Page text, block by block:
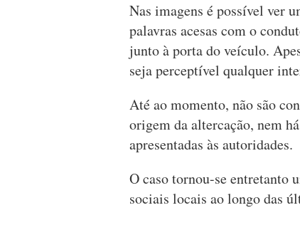
Nas imagens é possível ver
palavras acesas com o
junto à porta do veículo.
seja perceptível qualquer
Até ao momento, não são
origem da altercação, nem
apresentadas às autoridades.
O caso tornou-se entretanto
sociais locais ao longo das